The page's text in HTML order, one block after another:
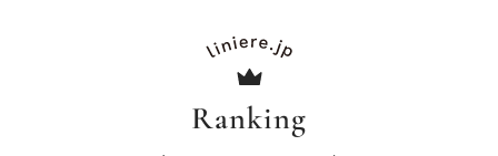
Ranking